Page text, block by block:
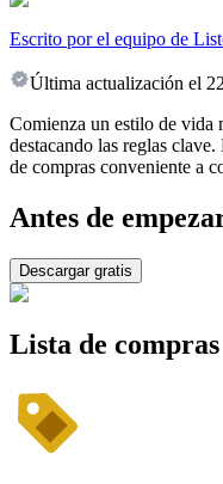
Escrito por el equipo de
Última actualización el
Comienza un estilo de vida
destacando las reglas
de compras conveniente a
Antes de
Descargar gratis
Lista de compras